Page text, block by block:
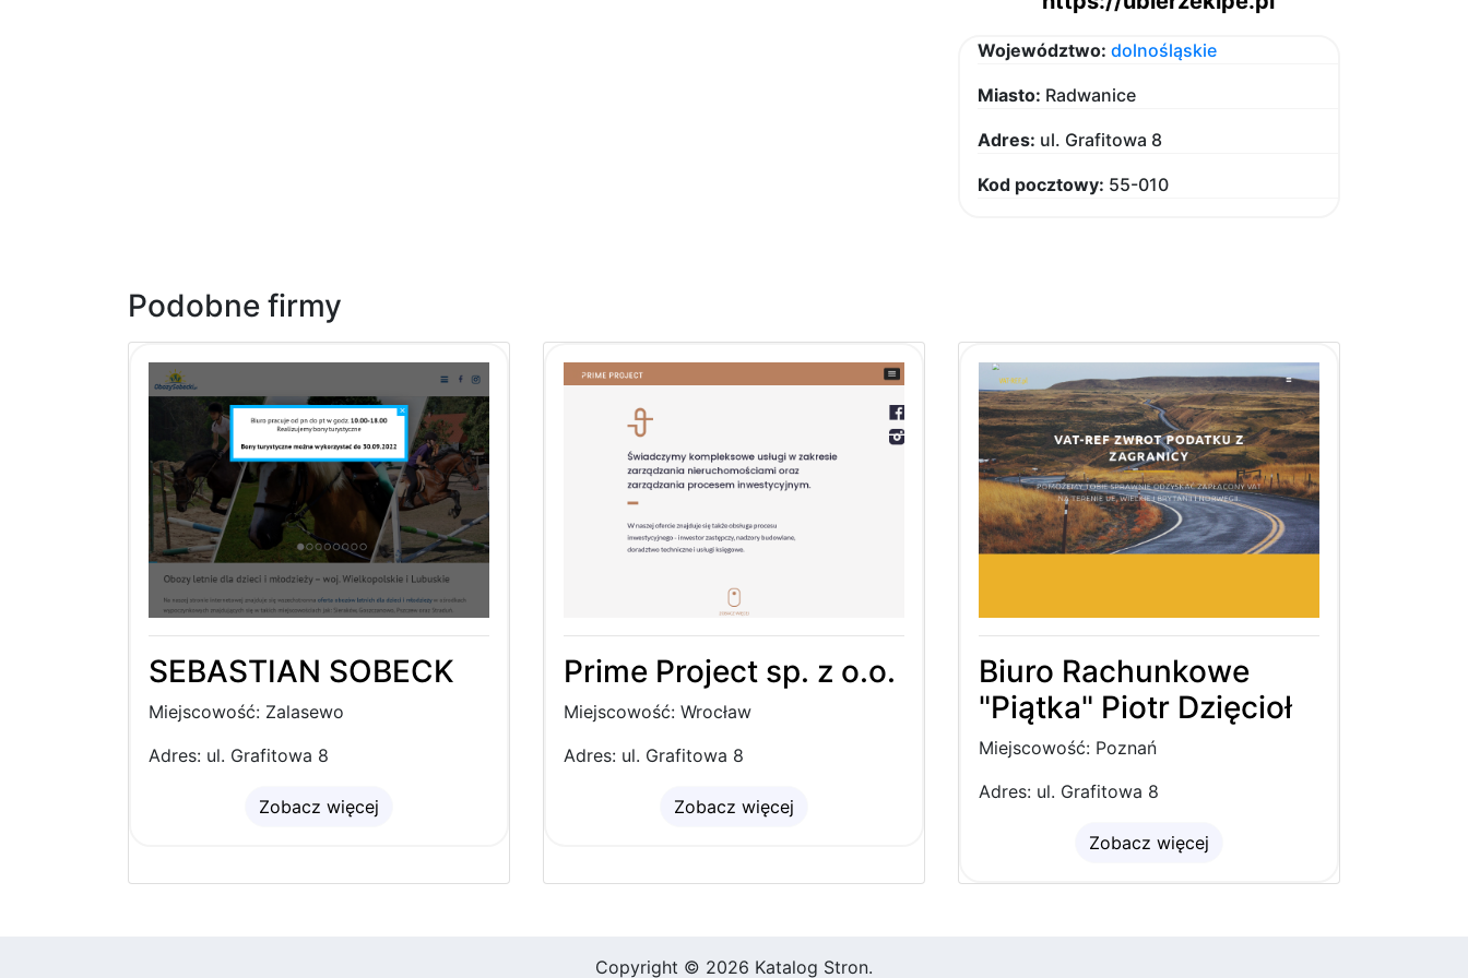
Województwo: dolnośląskie
Miasto: Radwanice
Adres: ul. Grafitowa 8
Kod pocztowy: 55-010
Podobne firmy
SEBASTIAN SOBECK
Miejscowość: Zalasewo
Adres: ul. Grafitowa 8
Zobacz więcej
Prime Project sp. z o.o.
Miejscowość: Wrocław
Adres: ul. Grafitowa 8
Zobacz więcej
Biuro Rachunkowe
"Piątka" Piotr Dzięcioł
Miejscowość: Poznań
Adres: ul. Grafitowa 8
Zobacz więcej
Copyright © 2026 Katalog Stron.